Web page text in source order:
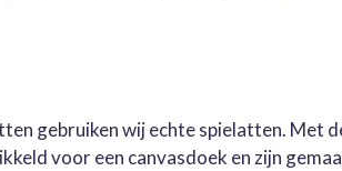
gebruiken wij echte spielatten. Met
voor een canvasdoek en zijn